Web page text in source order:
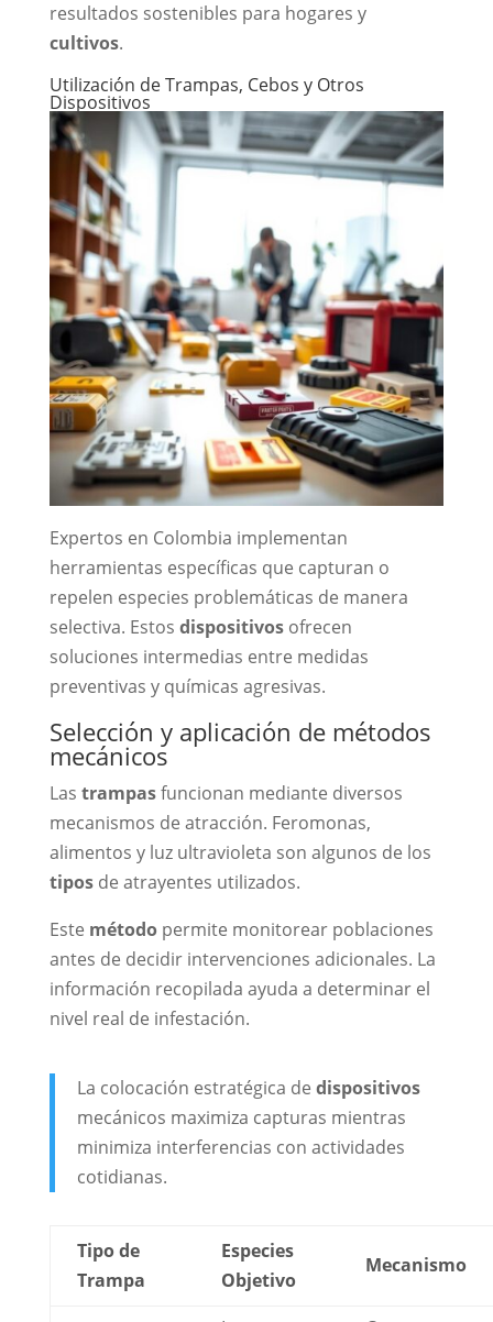
resultados sostenibles para hogares y
cultivos.
Utilización de Trampas, Cebos y Otros
Dispositivos
Expertos en Colombia implementan
herramientas específicas que capturan o
repelen especies problemáticas de manera
selectiva. Estos dispositivosofrecen
soluciones intermedias entre medidas
preventivas y químicas agresivas.
Selección y aplicación de métodos
mecánicos
Las trampasfuncionan mediante diversos
mecanismos de atracción. Feromonas,
alimentos y luz ultravioleta son algunos de los
tiposde atrayentes utilizados.
Este métodopermite monitorear poblaciones
antes de decidir intervenciones adicionales. La
información recopilada ayuda a determinar el
nivel real de infestación.
La colocación estratégica de dispositivos
mecánicos maximiza capturas mientras
minimiza interferencias con actividades
cotidianas.
Tipo de
Trampa
Especies
Objetivo
Mecanismo